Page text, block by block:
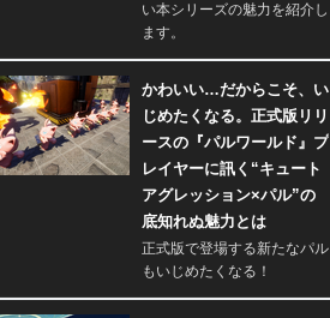
い本シリーズの魅力を紹介し
ます。
かわいい…だからこそ、い
じめたくなる。正式版リリ
ースの『パルワールド』プ
レイヤーに訊く“キュート
アグレッション×パル”の
底知れぬ魅力とは
正式版で登場する新たなパル
もいじめたくなる！